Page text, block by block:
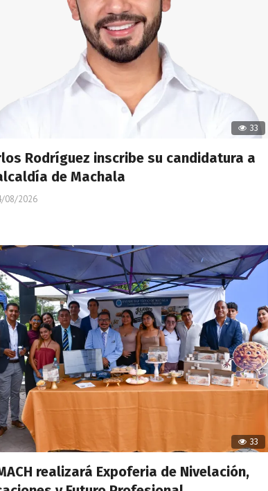
33
Rodríguez inscribe su candidatura a
de Machala
08/2026
33
realizará Expoferia de Nivelación,